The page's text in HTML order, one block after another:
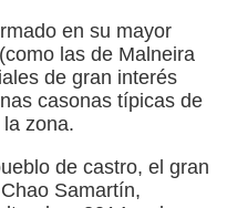
en su mayor
las de Malneira
de gran interés
casonas típicas de
zona.
de castro, el gran
Samartín,